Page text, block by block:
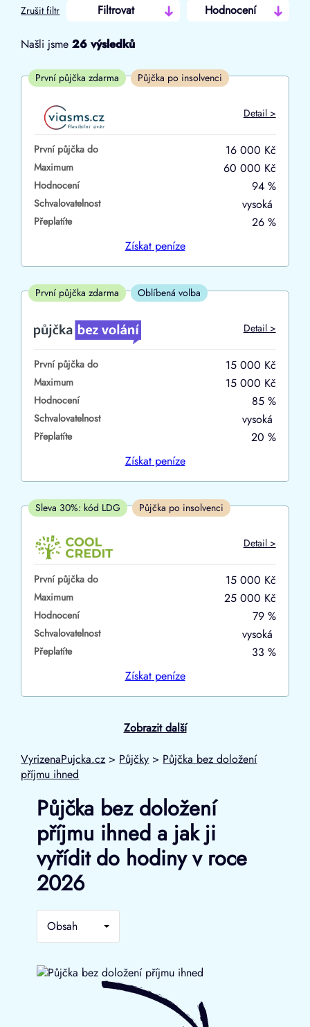
Zrušit filtr Filtrovat Hodnocení
Od
První půjčka zdarma
–
ano
ne
ano
ne
V exekuci
ano
ne
Po insolvenci
ano
ne
V hotovosti
ano
Našli jsme26 výsledků
První půjčka zdarma Půjčka po insolvenci
Detail >
První půjčka do 16 000 Kč
Maximum 60 000 Kč
Hodnocení 94 %
Schvalovatelnost vysoká
Přeplatíte
26 %
Získatpeníze
První půjčka zdarma Oblíbená volba
Detail >
První půjčka do 15 000 Kč
Maximum 15 000 Kč
Hodnocení 85 %
Schvalovatelnost vysoká
Přeplatíte
20 %
Získatpeníze
Sleva 30%: kód LDG Půjčka po insolvenci
Detail >
První půjčka do 15 000 Kč
Maximum 25 000 Kč
Hodnocení 79 %
Schvalovatelnost vysoká
Přeplatíte
33 %
Získatpeníze
Zobrazit další
VyrizenaPujcka.cz > Půjčky > Půjčka bez doložení
příjmu ihned
Půjčka bez doložení
příjmu ihned a jak ji
vyřídit do hodiny v roce
2026
Obsah